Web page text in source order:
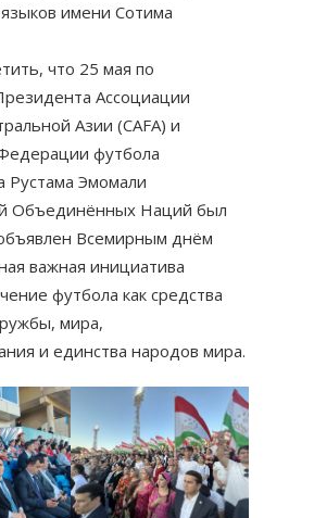
имени Сотима
что 25 мая по
Ассоциации
Азии (CAFA) и
футбола
Рустама Эмомали
Объединённых Наций был
Всемирным днём
важная инициатива
футбола как средства
мира,
и единства народов мира.